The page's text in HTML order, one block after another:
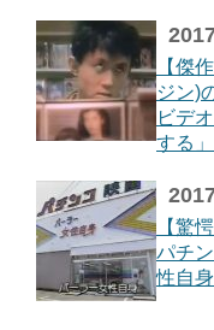
【傑
ジン)
ビデ
する
【驚
パチ
性自身